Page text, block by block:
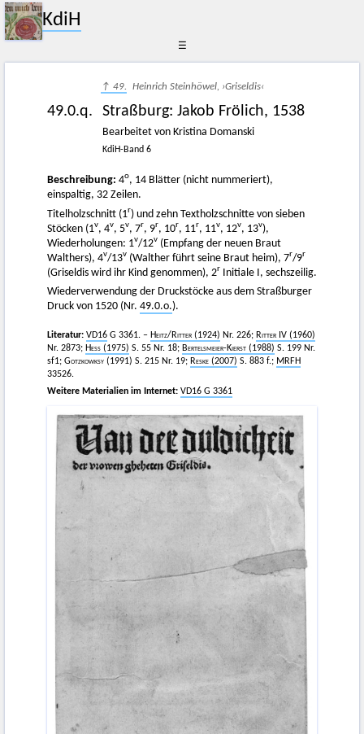
KdiH
☰
↑ 49. Heinrich Steinhöwel, ›Griseldis‹
49.0.q. Straßburg: Jakob Frölich, 1538
Bearbeitet von Kristina Domanski
KdiH-Band 6
Beschreibung: 4o, 14 Blätter (nicht nummeriert),
einspaltig, 32 Zeilen.
Titelholzschnitt (1r) und zehn Textholzschnitte von sieben
Stöcken (1v, 4v, 5v, 7r, 9r, 10r, 11r, 11v, 12v, 13v),
Wiederholungen: 1v/12v (Empfang der neuen Braut
Walthers), 4v/13v (Walther führt seine Braut heim), 7r/9r
(Griseldis wird ihr Kind genommen), 2r Initiale I, sechszeilig.
Wiederverwendung der Druckstöcke aus dem Straßburger
Druck von 1520 (Nr. 49.0.o.).
Literatur: VD16 G 3361. – Heitz/ Ritter (1924) Nr. 226; Ritter IV (1960)
Nr. 2873; Hess (1975) S. 55 Nr. 18; Bertelsmeier-Kierst (1988) S. 199 Nr.
sf1; Gotzkowksy (1991) S. 215 Nr. 19; Reske (2007) S. 883 f.; MRFH
33526.
Weitere Materialien im Internet: VD16 G 3361